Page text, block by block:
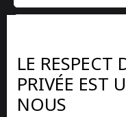
Surface min (m²)
LE RESPECT
PRIVÉE EST
NOUS